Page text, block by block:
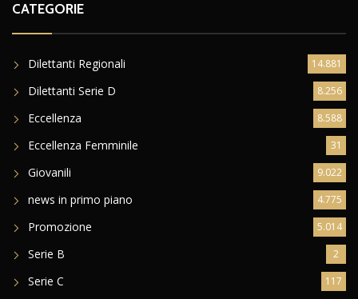
CATEGORIE
Dilettanti Regionali 14.881
Dilettanti Serie D 8.256
Eccellenza 8.588
Eccellenza Femminile 31
Giovanili 9.022
news in primo piano 4.775
Promozione 5.014
Serie B 2
Serie C 117